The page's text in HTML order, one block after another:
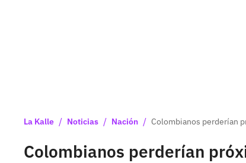
La Kalle / Noticias / Nación / Colombianos perderían
Colombianos perderían